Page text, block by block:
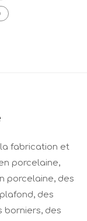
fabrication et
porcelaine,
porcelaine, des
des
borniers, des